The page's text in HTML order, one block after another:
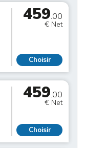
459.00
€ Net
Choisir
459.00
€ Net
Choisir